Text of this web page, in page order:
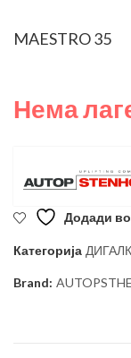
MAESTRO 35
Нема
Додади
Категорија
Brand: